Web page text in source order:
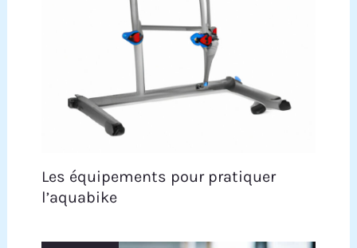
Les équipements pour pratiquer
l’aquabike